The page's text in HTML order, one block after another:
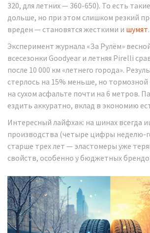
320, для летних — 360-650). То есть
дольше, но при этом слишком резкий
вреден — становятся жесткими и шумят.
Эксперимент журнала «За Рулём»
всесезонки Goodyear и летняя Pirelli
после 10 000 км «летнего города».
стерлось на 15% меньше, но тормозной
на сухом асфальте почти на 6 метров.
ездить аккуратно, вклад в экономию
Интересный лайфхак: на шинах всегда
производства (четыре цифры неделю-
старше трех лет — эластомеры уже
свойств, особенно у бюджетных